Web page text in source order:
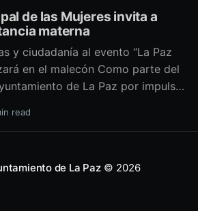
de las Mujeres invita a
materna
y ciudadanía al evento “La Paz
malecón Como parte del
de La Paz por impulsar
de las mujeres, así como generar
read
de La Paz© 2026